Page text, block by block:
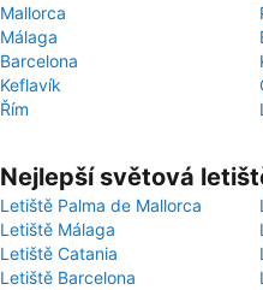
Mallorca
Málaga
Barcelona
Keflavík
Řím
Nejlepší světová
Letiště Palma de Mallorca
Letiště Málaga
Letiště Catania
Letiště Barcelona